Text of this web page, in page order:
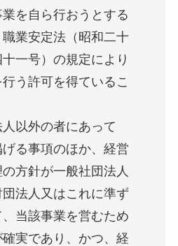
を自ら行おうとする
業安定法（昭和二十
一号）の規定により
う許可を得ているこ
以外の者にあって
る事項のほか、経営
方針が一般社団法人
法人又はこれに準ず
当該事業を営むため
実であり、かつ、経